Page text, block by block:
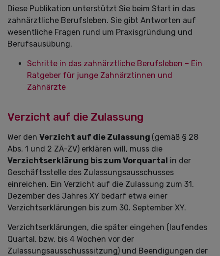
Diese Publikation unterstützt Sie beim Start in das
zahnärztliche Berufsleben. Sie gibt Antworten auf
wesentliche Fragen rund um Praxisgründung und
Berufsausübung.
Schritte in das zahnärztliche Berufsleben – Ein
Ratgeber für junge Zahnärztinnen und
Zahnärzte
Verzicht auf die Zulassung
Wer den Verzicht auf die Zulassung (gemäß § 28
Abs. 1 und 2 ZÄ-ZV) erklären will, muss die
Verzichtserklärung bis zum Vorquartal in der
Geschäftsstelle des Zulassungsausschusses
einreichen. Ein Verzicht auf die Zulassung zum 31.
Dezember des Jahres XY bedarf etwa einer
Verzichtserklärungen bis zum 30. September XY.
Verzichtserklärungen, die später eingehen (laufendes
Quartal, bzw. bis 4 Wochen vor der
Zulassungsausschusssitzung) und Beendigungen der